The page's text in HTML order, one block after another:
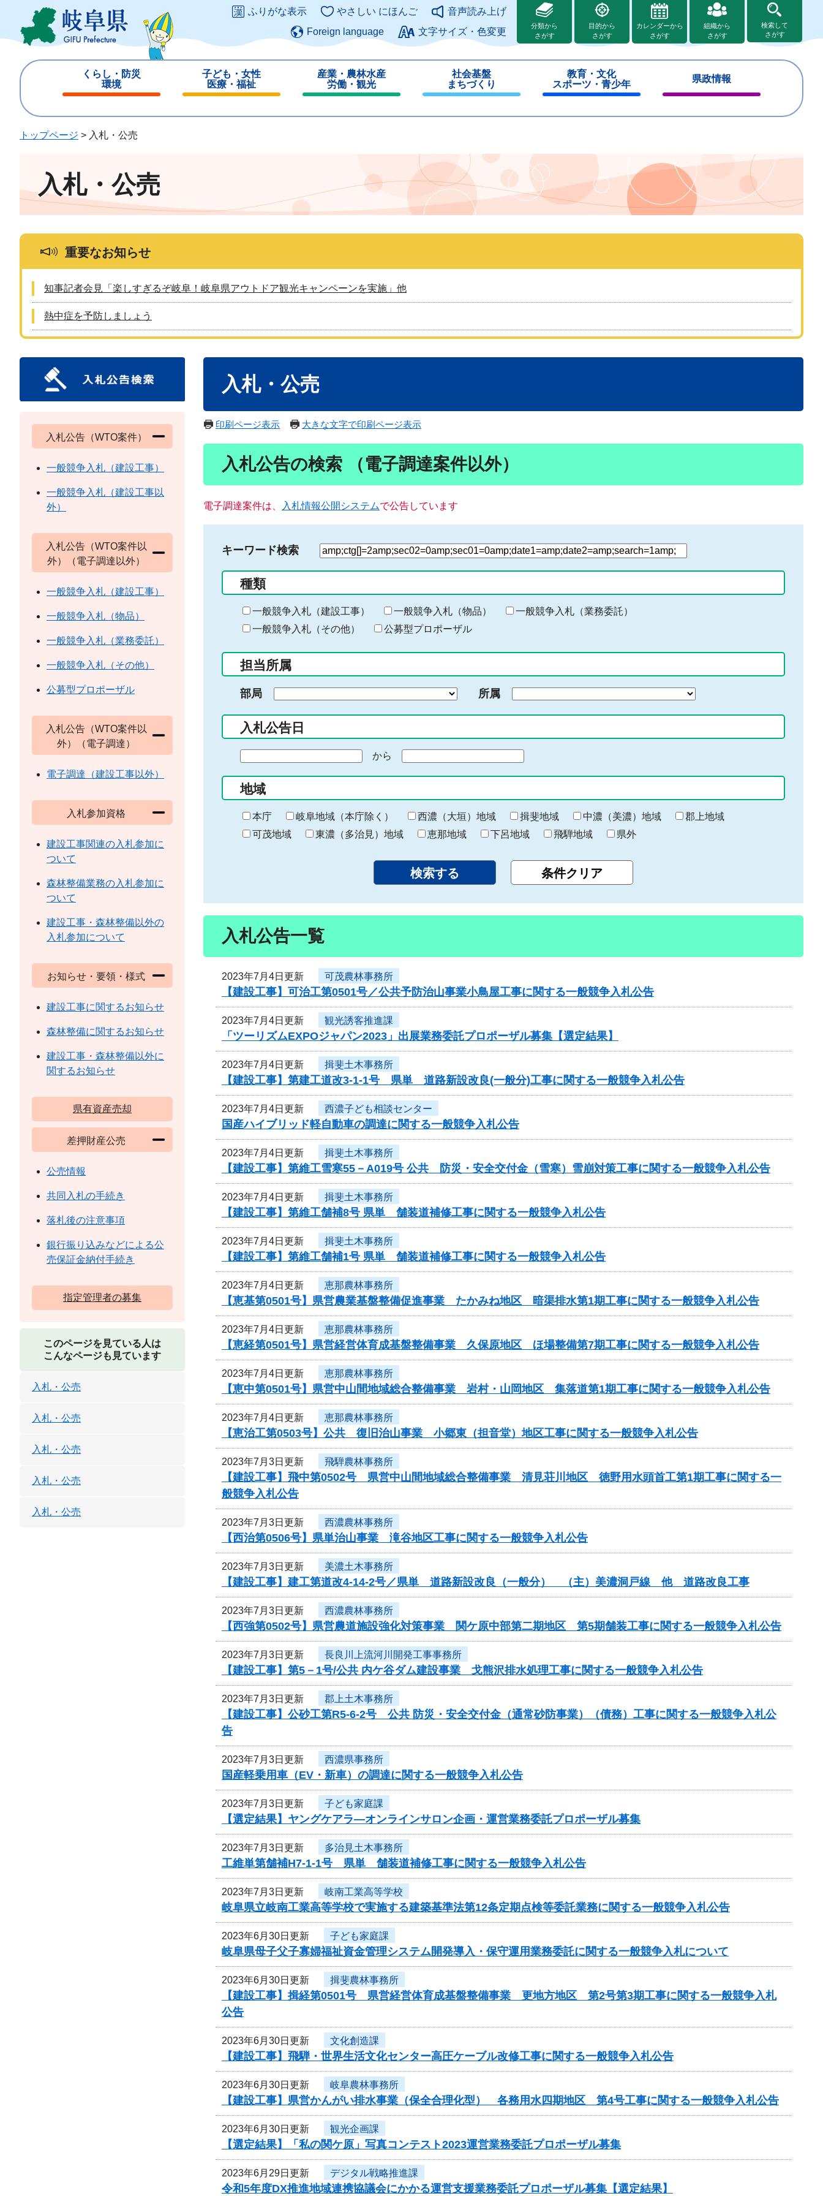
ジ
ュ
このページの本文へ
ふりがな表示 やさしい にほんご
音声読み上げ
Foreign language
文字サイズ・色変更
分類から
さがす
目的から
さがす
カレンダーから
さがす
組織から
さがす
検索して
さがす
くらし・防災
環境
じ
子ども・女性
医療・福祉
じ
産業・農林水産
労働・観光
じ
社会基盤
まちづくり
じ
教育・文化
スポーツ・青少年
じ
県政情報
じ
トップページ > 入札・公売
入札・公売
重要なお知らせ
知事記者会見「楽しすぎるぞ岐阜！岐阜県アウトドア観光キャンペーンを実施」他
熱中症を予防しましょう
入札・公売
印刷ページ表示 大きな文字で印刷ページ表示
入札公告の検索 （電子調達案件以外）
電子調達案件は、 入札情報公開システムで公告しています
キーワード検索
検
る
キ
ー
ー
入
力
種類
一般競争入札（建設工事） 一般競争入札（物品）
一般競争入札（業務委託）
一般競争入札（その他）
公募型プロポーザル
担当所属
部局 所属
入札公告日
の
始
ま
り
から
終
わ
り
地域
本庁 岐阜地域（本庁除く） 西濃（大垣）地域 揖斐地域 中濃（美濃）地域
郡上地域
可茂地域
東濃（多治見）地域 恵那地域 下呂地域 飛騨地域 県外
入札公告一覧
2023年7月4日更新 可茂農林事務所
【建設工事】可治工第0501号／公共予防治山事業小鳥屋工事に関する一般競争入札公告
2023年7月4日更新 観光誘客推進課
「ツーリズムEXPOジャパン2023」出展業務委託プロポーザル募集【選定結果】
2023年7月4日更新 揖斐土木事務所
【建設工事】第建工道改3-1-1号 県単 道路新設改良(一般分)工事に関する一般競争入札公告
2023年7月4日更新 西濃子ども相談センター
国産ハイブリッド軽自動車の調達に関する一般競争入札公告
2023年7月4日更新 揖斐土木事務所
【建設工事】第維工雪寒55－A019号 公共 防災・安全交付金（雪寒）雪崩対策工事に関する一般競争入札公告
2023年7月4日更新 揖斐土木事務所
【建設工事】第維工舗補8号 県単 舗装道補修工事に関する一般競争入札公告
2023年7月4日更新 揖斐土木事務所
【建設工事】第維工舗補1号 県単 舗装道補修工事に関する一般競争入札公告
2023年7月4日更新 恵那農林事務所
【恵基第0501号】県営農業基盤整備促進事業 たかみね地区 暗渠排水第1期工事に関する一般競争入札公告
2023年7月4日更新 恵那農林事務所
【恵経第0501号】県営経営体育成基盤整備事業 久保原地区 ほ場整備第7期工事に関する一般競争入札公告
2023年7月4日更新 恵那農林事務所
【恵中第0501号】県営中山間地域総合整備事業 岩村・山岡地区 集落道第1期工事に関する一般競争入札公告
2023年7月4日更新 恵那農林事務所
【恵治工第0503号】公共 復旧治山事業 小郷東（担音堂）地区工事に関する一般競争入札公告
2023年7月3日更新 飛騨農林事務所
【建設工事】飛中第0502号 県営中山間地域総合整備事業 清見荘川地区 徳野用水頭首工第1期工事に関する一
般競争入札公告
2023年7月3日更新 西濃農林事務所
【西治第0506号】県単治山事業 滝谷地区工事に関する一般競争入札公告
2023年7月3日更新 美濃土木事務所
【建設工事】建工第道改4-14-2号／県単 道路新設改良（一般分） （主）美濃洞戸線 他 道路改良工事
2023年7月3日更新 西濃農林事務所
【西強第0502号】県営農道施設強化対策事業 関ケ原中部第二期地区 第5期舗装工事に関する一般競争入札公告
2023年7月3日更新 長良川上流河川開発工事事務所
【建設工事】第5－1号/公共 内ケ谷ダム建設事業 戈熊沢排水処理工事に関する一般競争入札公告
2023年7月3日更新 郡上土木事務所
【建設工事】公砂工第R5-6-2号 公共 防災・安全交付金（通常砂防事業）（債務）工事に関する一般競争入札公
告
2023年7月3日更新 西濃県事務所
国産軽乗用車（EV・新車）の調達に関する一般競争入札公告
2023年7月3日更新 子ども家庭課
【選定結果】ヤングケアラ―オンラインサロン企画・運営業務委託プロポーザル募集
2023年7月3日更新 多治見土木事務所
工維単第舗補H7-1-1号 県単 舗装道補修工事に関する一般競争入札公告
2023年7月3日更新 岐南工業高等学校
岐阜県立岐南工業高等学校で実施する建築基準法第12条定期点検等委託業務に関する一般競争入札公告
2023年6月30日更新 子ども家庭課
岐阜県母子父子寡婦福祉資金管理システム開発導入・保守運用業務委託に関する一般競争入札について
2023年6月30日更新 揖斐農林事務所
【建設工事】揖経第0501号 県営経営体育成基盤整備事業 更地方地区 第2号第3期工事に関する一般競争入札
公告
2023年6月30日更新 文化創造課
【建設工事】飛騨・世界生活文化センター高圧ケーブル改修工事に関する一般競争入札公告
2023年6月30日更新 岐阜農林事務所
【建設工事】県営かんがい排水事業（保全合理化型） 各務用水四期地区 第4号工事に関する一般競争入札公告
2023年6月30日更新 観光企画課
【選定結果】「私の関ケ原」写真コンテスト2023運営業務委託プロポーザル募集
2023年6月29日更新 デジタル戦略推進課
令和5年度DX推進地域連携協議会にかかる運営支援業務委託プロポーザル募集【選定結果】
入札公告（WTO案件）
一般競争入札（建設工事）
一般競争入札（建設工事以
外）
入札公告（WTO案件以
外）（電子調達以外）
一般競争入札（建設工事）
一般競争入札（物品）
一般競争入札（業務委託）
一般競争入札（その他）
公募型プロポーザル
入札公告（WTO案件以
外）（電子調達）
電子調達（建設工事以外）
入札参加資格
建設工事関連の入札参加に
ついて
森林整備業務の入札参加に
ついて
建設工事・森林整備以外の
入札参加について
お知らせ・要領・様式
建設工事に関するお知らせ
森林整備に関するお知らせ
建設工事・森林整備以外に
関するお知らせ
県有資産売却
差押財産公売
公売情報
共同入札の手続き
落札後の注意事項
銀行振り込みなどによる公
売保証金納付手続き
指定管理者の募集
このページを見ている人は
こんなページも見ています
入札・公売
入札・公売
入札・公売
入札・公売
入札・公売